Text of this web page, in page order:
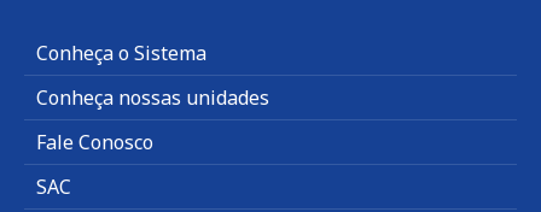
Conheça o Sistema
Conheça nossas unidades
Fale Conosco
SAC